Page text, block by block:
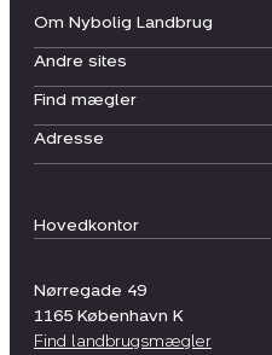
Hovedkontor
Nørregade 49
1165 København K
Find landbrugsmægler
Om Nybolig Landbrug
Andre sites
Find mægler
Adresse